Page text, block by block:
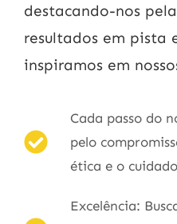
destacando-nos
resultados em pista
inspiramos em
Cada passo do
pelo
ética e o
Excelência: